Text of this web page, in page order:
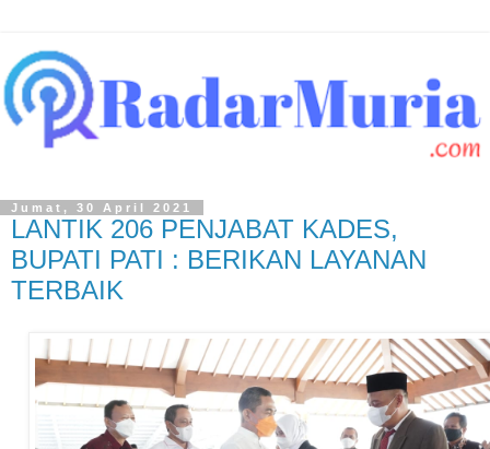
Jumat, 30 April 2021
LANTIK 206 PENJABAT KADES,
BUPATI PATI : BERIKAN LAYANAN
TERBAIK